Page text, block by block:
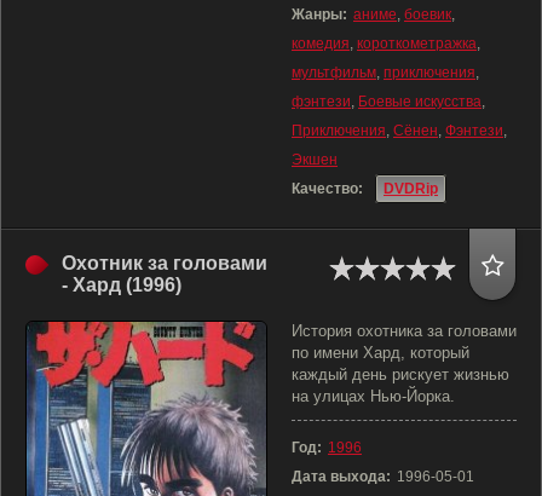
Жанры: аниме, боевик,
комедия, короткометражка,
мультфильм, приключения,
фэнтези, Боевые искусства,
Приключения, Сёнен, Фэнтези,
Экшен
Качество:
DVDRip
Охотник за головами
- Хард (1996)
История охотника за головами
по имени Хард, который
каждый день рискует жизнью
на улицах Нью-Йорка.
Год: 1996
Дата выхода: 1996-05-01